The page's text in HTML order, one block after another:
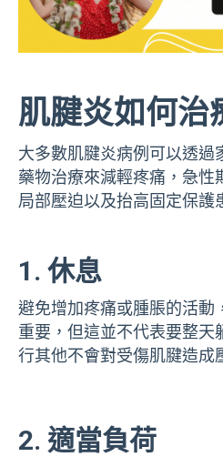
肌腱炎如何治
大多數肌腱炎病例可以透過
藥物治療來減輕疼痛，急性
局部壓迫以及抬高固定保護
1. 休息
避免增加疼痛或腫脹的活動
重要，但這並不代表要整天
行其他不會對受傷肌腱造成
2. 適當負荷